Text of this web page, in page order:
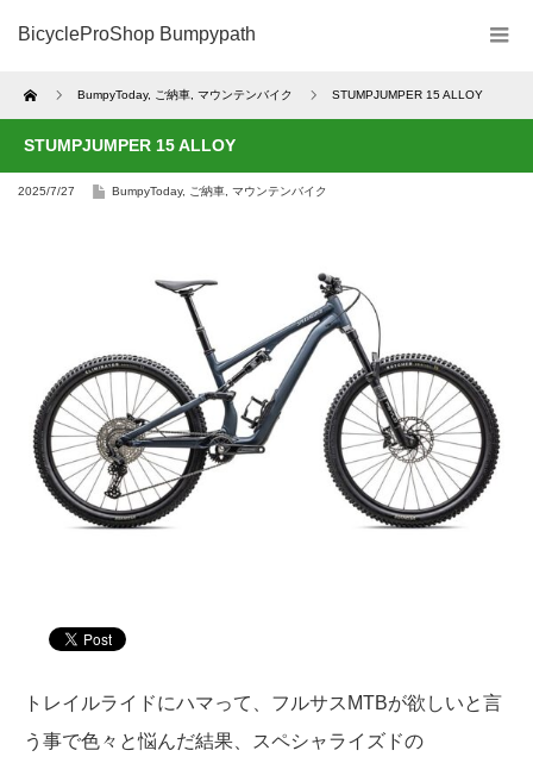
BicycleProShop Bumpypath
Home BumpyToday, ご納車 マウンテンバイク STUMPJUMPER 15 ALLOY
STUMPJUMPER 15 ALLOY
2025/7/27 BumpyToday, ご納車 マウンテンバイク
トレイルライドにハマって、フルサスMTBが欲しいと言
う事で色々と悩んだ結果、スペシャライズドの